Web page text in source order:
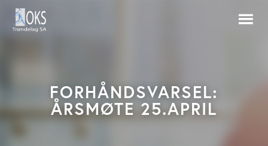
FORHÅNDSVARSEL:
ÅRSMØTE 25.APRIL